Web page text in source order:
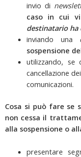
invio di
caso in cui
destinatario
inviando una
sospensione
utilizzando, se
cancellazione
comunicazioni.
Cosa si può fare se
non cessa il
alla sospensione o
presentare